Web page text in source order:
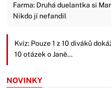
Farma: Druhá duelantka si
Nikdo jí nefandil
Kvíz: Pouze 1 z 10 diváků
10 otázek o Janě…
NOVINKY